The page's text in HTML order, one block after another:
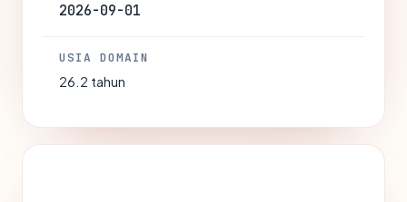
2026-09-01
USIA DOMAIN
26.2 tahun